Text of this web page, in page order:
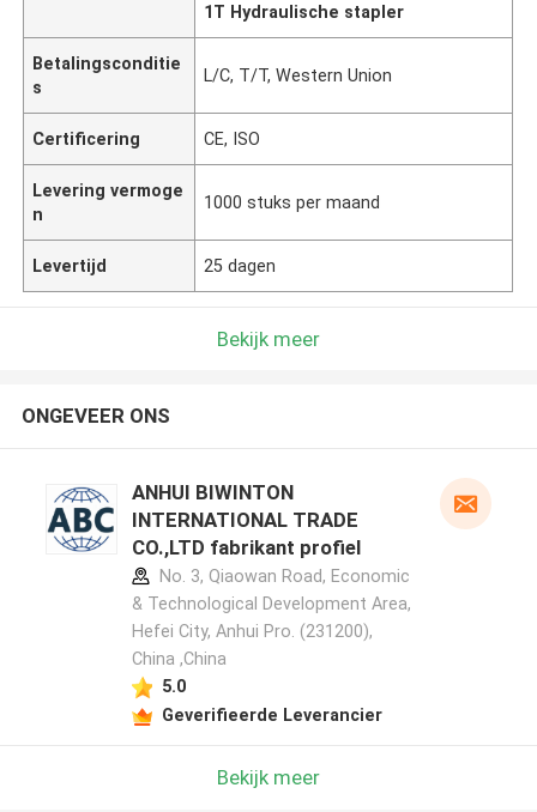
1T Hydraulische stapler
Betalingsconditie
s
L/C, T/T, Western Union
Certificering CE, ISO
Levering vermoge
n
1000 stuks per maand
Levertijd 25 dagen
Bekijk meer
ONGEVEER ONS
ANHUI BIWINTON
INTERNATIONAL TRADE
CO.,LTD fabrikant profiel
No. 3, Qiaowan Road, Economic
& Technological Development Area,
Hefei City, Anhui Pro. (231200),
China ,China
5.0
Geverifieerde Leverancier
Bekijk meer